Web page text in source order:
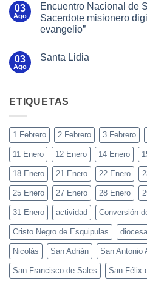
03
Ago
Encuentro Nacional de
Sacerdote misionero
evangelio”
03
Ago
Santa Lidia
ETIQUETAS
1 Febrero 2 Febrero 3 Febrero
11 Enero 12 Enero 14 Enero
18 Enero 21 Enero 22 Enero
25 Enero 27 Enero 28 Enero
31 Enero actividad Conversión
Cristo Negro de Esquipulas
Nicolás San Adrián San Antonio
San Francisco de Sales San Félix